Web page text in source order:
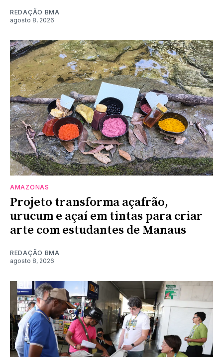
REDAÇÃO BMA
agosto 8, 2026
AMAZONAS
Projeto transforma açafrão,
urucum e açaí em tintas para criar
arte com estudantes de Manaus
REDAÇÃO BMA
agosto 8, 2026